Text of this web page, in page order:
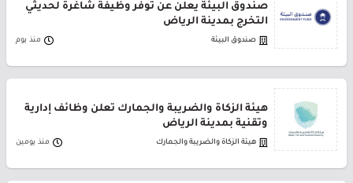
صندوق البيئة يعلن عن توفر وظيفة شاغرة لحديثي
التخرج بمدينة الرياض
صندوق البيئة منذ يوم
هيئة الزكاة والضريبة والجمارك تعلن وظائف إدارية
وتقنية بمدينة الرياض
هيئة الزكاة والضريبة والجمارك منذ يومين